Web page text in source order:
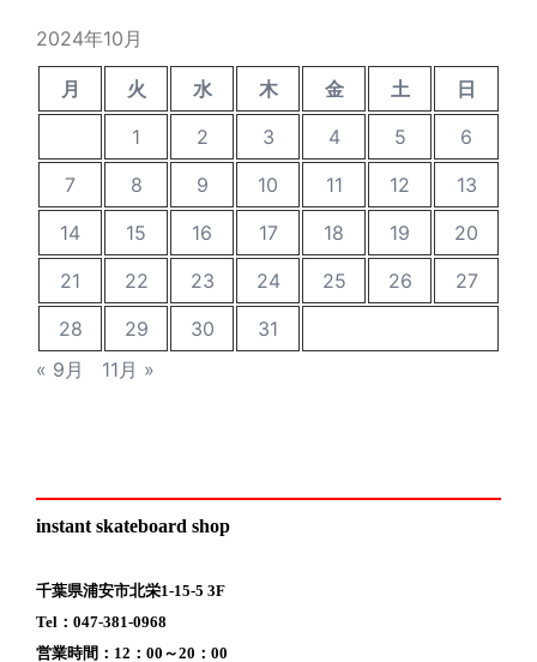
2024年10月
月 火 水 木 金 土
日
1
2 3 4 5
6
7
8 9 10 11 12
13
14
15 16 17 18 19
20
21
22 23 24 25 26
27
28
29 30
31
« 9月
11月 »
instant skateboard shop
千葉県浦安市北栄1-15-5 3F
Tel：047-381-0968
営業時間：12：00～20：00